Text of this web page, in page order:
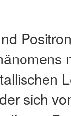
sich